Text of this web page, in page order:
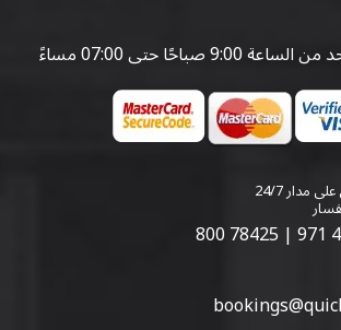
صباحًا حتى 07:00 مساءً
مدار 24/7
800 78425 | 971